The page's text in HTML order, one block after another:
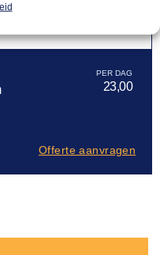
23,00
Offerte aanvragen